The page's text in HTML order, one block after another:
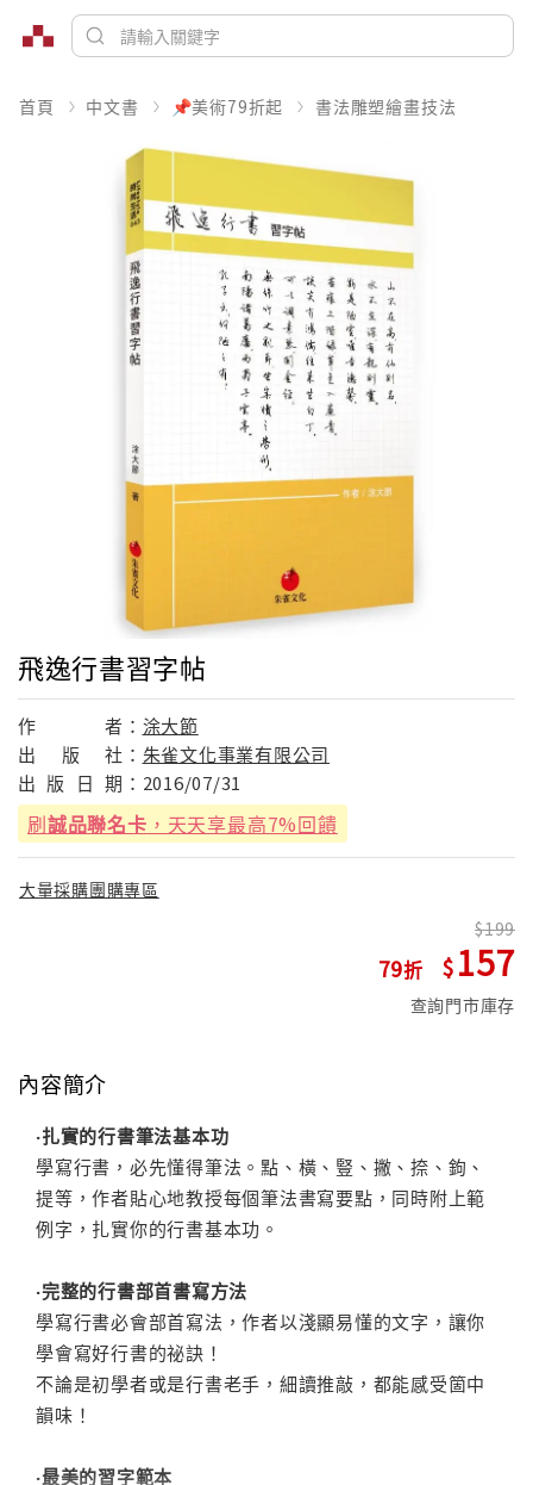
首頁 中文書 📌美術79折起 書法雕塑繪畫技法
飛逸行書習字帖
作 者： 涂大節
出
版 社： 朱雀文化事業有限公司
出 版 日 期： 2016/07/31
刷誠品聯名卡 ，天天享最高7%回饋
大量採購團購專區
79
199
157
查詢門市庫存
內容簡介
‧扎實的行書筆法基本功
學寫行書，必先懂得筆法。點、橫、豎、撇、捺、鉤、
提等，作者貼心地教授每個筆法書寫要點，同時附上範
例字，扎實你的行書基本功。
‧完整的行書部首書寫方法
學寫行書必會部首寫法，作者以淺顯易懂的文字，讓你
學會寫好行書的祕訣！
不論是初學者或是行書老手，細讀推敲，都能感受箇中
韻味！
‧最美的習字範本